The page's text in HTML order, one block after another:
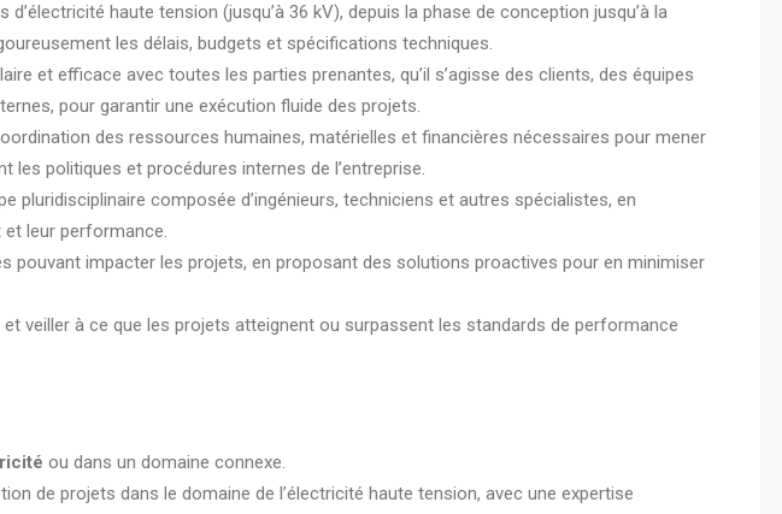
haute tension (jusqu’à 36 kV), depuis la phase de conception jusqu’à la
les délais, budgets et spécifications techniques.
et efficace avec toutes les parties prenantes, qu’il s’agisse des clients, des équipes
pour garantir une exécution fluide des projets.
des ressources humaines, matérielles et financières nécessaires pour mener
les politiques et procédures internes de l’entreprise.
pluridisciplinaire composée d’ingénieurs, techniciens et autres spécialistes, en
leur performance.
pouvant impacter les projets, en proposant des solutions proactives pour en minimiser
et veiller à ce que les projets atteignent ou surpassent les standards de performance
ou dans un domaine connexe.
de projets dans le domaine de l’électricité haute tension, avec une expertise